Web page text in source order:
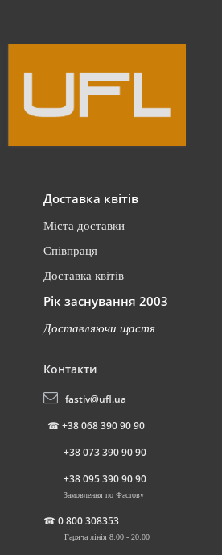
Доставка квітів
Міста доставки
Співпраця
Доставка квітів
Рік заснування 2003
Доставляючи щастя
Контакти
fastiv@ufl.ua
☎ +38 068 390 90 90
+38 073 390 90 90
+38 095 390 90 90
Замовлення по Фастову
☎ 0 800 308353
Гаряча лінія 8:00 - 20:00